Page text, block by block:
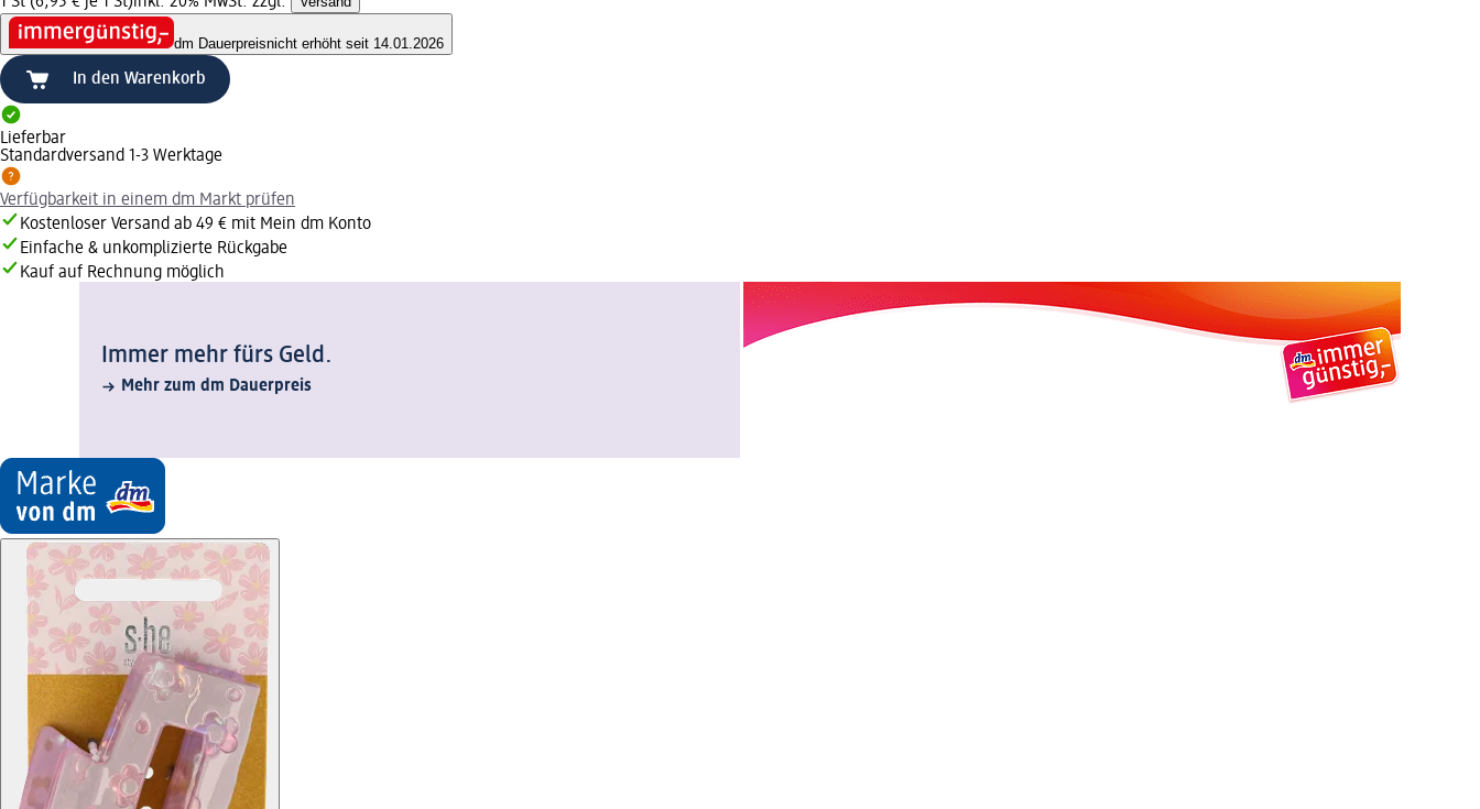
dm Dauerpreisnicht erhöht seit 14.01.2026
In den Warenkorb
Lieferbar
Standardversand 1-3 Werktage
Verfügbarkeit in einem dm Markt prüfen
Kostenloser Versand ab 49 € mit Mein dm Konto
Einfache & unkomplizierte Rückgabe
Kauf auf Rechnung möglich
Immer mehr fürs Geld.
Mehr zum dm Dauerpreis